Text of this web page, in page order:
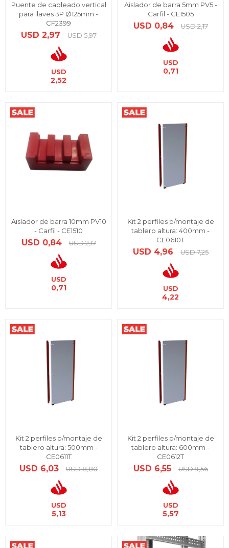
Puente de cableado vertical
para llaves 3P Ø125mm -
CF2399
USD 2,97 USD 5,97
USD
2,52
Aislador de barra 5mm PV5 -
Carfil - CE1505
USD 0,84 USD 2,17
USD
0,71
Aislador de barra 10mm PV10
- Carfil - CE1510
USD 0,84 USD 2,17
USD
0,71
Kit 2 perfiles p/montaje de
tablero altura: 400mm -
CE0610T
USD 4,96 USD 7,25
USD
4,22
Kit 2 perfiles p/montaje de
tablero altura: 500mm -
CE0611T
USD 6,03 USD 8,80
USD
5,13
Kit 2 perfiles p/montaje de
tablero altura: 600mm -
CE0612T
USD 6,55 USD 9,56
USD
5,57